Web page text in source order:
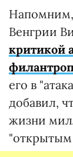
Венгрии
критикой
его в
добавил,
жизни
"открытым